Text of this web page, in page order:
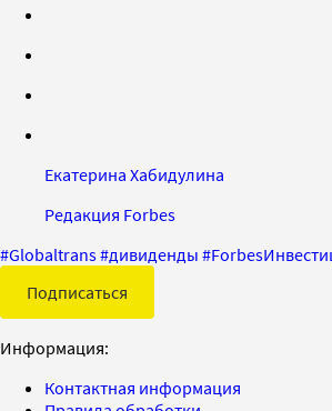
Екатерина Хабидулина
Редакция Forbes
#Globaltrans#дивиденды #
Подписаться
Информация:
Контактная информация